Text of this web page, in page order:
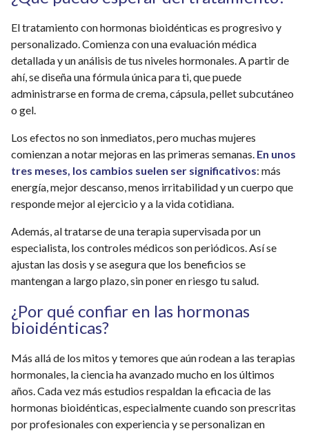
El tratamiento con hormonas bioidénticas es progresivo y
personalizado. Comienza con una evaluación médica
detallada y un análisis de tus niveles hormonales. A partir de
ahí, se diseña una fórmula única para ti, que puede
administrarse en forma de crema, cápsula, pellet subcutáneo
o gel.
Los efectos no son inmediatos, pero muchas mujeres
comienzan a notar mejoras en las primeras semanas. En unos
tres meses, los cambios suelen ser significativos: más
energía, mejor descanso, menos irritabilidad y un cuerpo que
responde mejor al ejercicio y a la vida cotidiana.
Además, al tratarse de una terapia supervisada por un
especialista, los controles médicos son periódicos. Así se
ajustan las dosis y se asegura que los beneficios se
mantengan a largo plazo, sin poner en riesgo tu salud.
¿Por qué confiar en las hormonas
bioidénticas?
Más allá de los mitos y temores que aún rodean a las terapias
hormonales, la ciencia ha avanzado mucho en los últimos
años. Cada vez más estudios respaldan la eficacia de las
hormonas bioidénticas, especialmente cuando son prescritas
por profesionales con experiencia y se personalizan en